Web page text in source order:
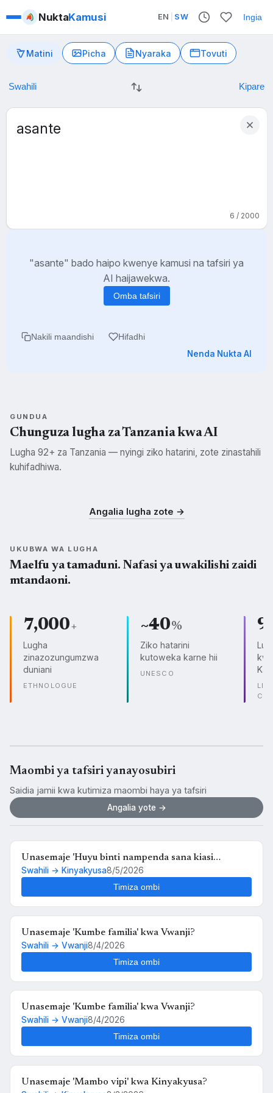
NuktaKamusi EN SW Ingia
Matini Picha Nyaraka Tovuti
6 / 2000
"asante" bado haipo kwenye kamusi na tafsiri ya
AI haijawekwa.
Omba tafsiri
Nakili maandishi Hifadhi
Nenda Nukta AI
GUNDUA
Chunguza lugha za Tanzania kwa AI
Lugha 92+ za Tanzania — nyingi ziko hatarini, zote zinastahili
kuhifadhiwa.
Swahili
Angalia lugha zote →
UKUBWA WA LUGHA
Maelfu ya tamaduni. Nafasi ya uwakilishi zaidi
mtandaoni.
7,000+
Lugha
zinazozungumzwa
duniani
ETHNOLOGUE
~40%
Ziko hatarini
kutoweka karne hii
UNESCO
Maombi ya tafsiri yanayosubiri
Saidia jamii kwa kutimiza maombi haya ya tafsiri
Angalia yote →
Unasemaje 'Huyu binti nampenda sana kiasi
kwamba nikimuona tu nahisi kuchanganyikiwa' kwa
Swahili → Kinyakyusa8/5/2026
Timiza ombi
Unasemaje 'Kumbe familia' kwa Vwanji?
Swahili → Vwanji8/4/2026
Timiza ombi
Unasemaje 'Kumbe familia' kwa Vwanji?
Swahili → Vwanji8/4/2026
Timiza ombi
Unasemaje 'Mambo vipi' kwa Kinyakyusa?